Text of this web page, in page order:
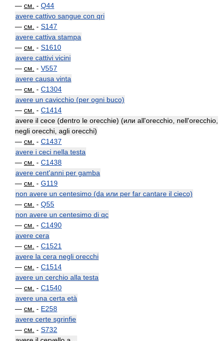
— см. - Q44
avere cattivo sangue con qri
— см. - S147
avere cattiva stampa
— см. - S1610
avere cattivi vicini
— см. - V557
avere causa vinta
— см. - C1304
avere un cavicchio (per ogni buco)
— см. - C1414
avere il cece (dentro le orecchie) (или all'orecchio, nell'orecchio,
negli orecchi, agli orecchi)
— см. - C1437
avere i ceci nella testa
— см. - C1438
avere cent'anni per gamba
— см. - G119
non avere un centesimo (da или per far cantare il cieco)
— см. - Q55
non avere un centesimo di qc
— см. - C1490
avere cera
— см. - C1521
avere la cera negli orecchi
— см. - C1514
avere un cerchio alla testa
— см. - C1540
avere una certa età
— см. - E258
avere certe sgrinfie
— см. - S732